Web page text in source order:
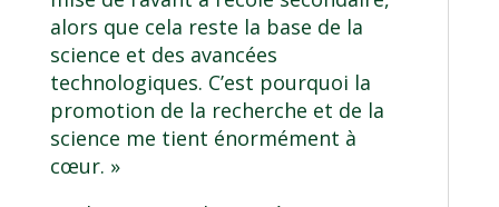
alors que cela reste la base de la
science et des avancées
technologiques. C’est pourquoi la
promotion de la recherche et de la
science me tient énormément à
cœur. »